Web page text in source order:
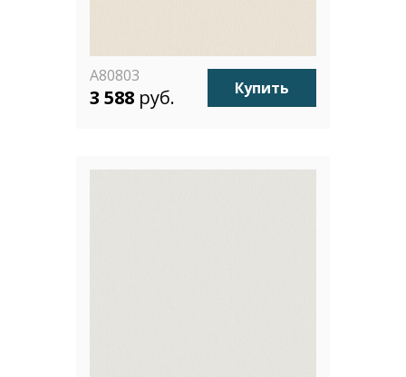
A80803
3 588 руб. Купить